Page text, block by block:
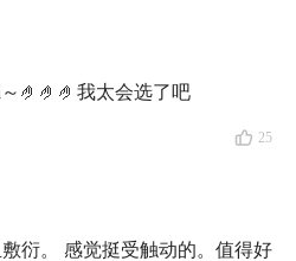
到了两封特殊的来信。第一封
定的
，动起了卖房的
早早觉醒理财意识的 TA ，靠
蓄。
🤌🤌🤌我太会选了吧
25
衍。 感觉挺受触动的。值得好